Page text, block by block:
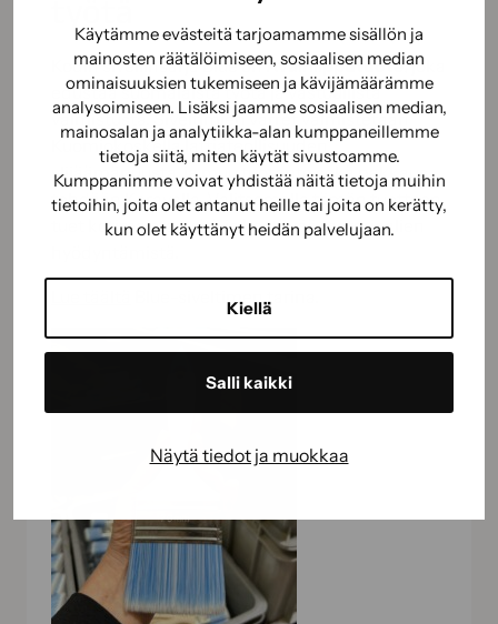
Käytämme evästeitä tarjoamamme sisällön ja
mainosten räätälöimiseen, sosiaalisen median
ominaisuuksien tukemiseen ja kävijämäärämme
analysoimiseen. Lisäksi jaamme sosiaalisen median,
mainosalan ja analytiikka-alan kumppaneillemme
tietoja siitä, miten käytät sivustoamme.
Kumppanimme voivat yhdistää näitä tietoja muihin
tietoihin, joita olet antanut heille tai joita on kerätty,
kun olet käyttänyt heidän palvelujaan.
Kiellä
Salli kaikki
Näytä tiedot ja muokkaa
Kodin sivellinsarja Blue onAvainlipputuote, joka
edustaa suomalaista työtä ja vastuullista
valmistusta. Siveltimien varret valmistetaan
Kuomiokoskella lattiateollisuuden
ylijäämäpuusta, ja muu tuotanto sekä pakkaus
tehdään Keravalla. Valitsemalla tämän tuotteen
tuet kotimaista työtä ja kestävää materiaalien
Blue-siveltimen tarina.